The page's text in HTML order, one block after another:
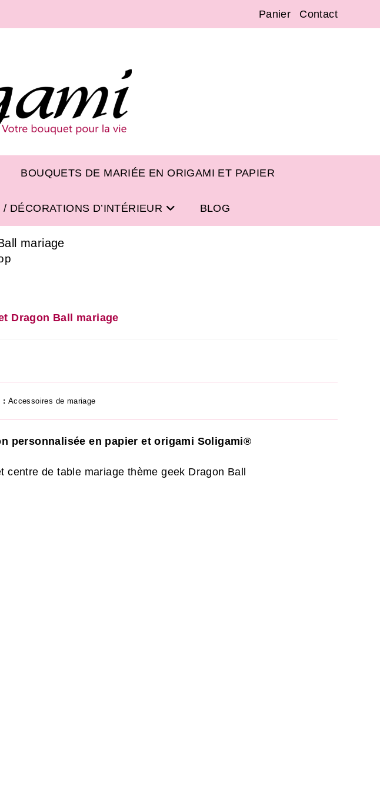
Panier Contact
BOUQUETS DE MARIÉE EN ORIGAMI ET PAPIER
DÉCORATIONS D’INTÉRIEUR BLOG
mariage
Dragon Ball mariage
: Accessoires de mariage
personnalisée en papier et origami Soligami®
centre de table mariage thème geek Dragon Ball